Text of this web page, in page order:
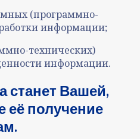
(программно-
информации;
технических)
информации.
станет Вашей,
её получение